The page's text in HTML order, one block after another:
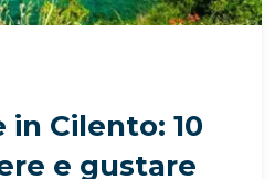
in Cilento: 10
e gustare